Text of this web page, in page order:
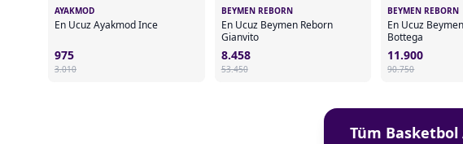
AYAKMOD
En Ucuz Ayakmod Ince
975
3.010
BEYMEN REBORN
En Ucuz Beymen Reborn
Gianvito
8.458
53.450
BEYMEN REBORN
En Ucuz
Bottega
11.900
90.750
Tüm